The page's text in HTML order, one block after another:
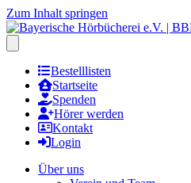
Zum Inhalt springen
Bestelllisten
Startseite
Spenden
Hörer werden
Kontakt
Login
Über uns